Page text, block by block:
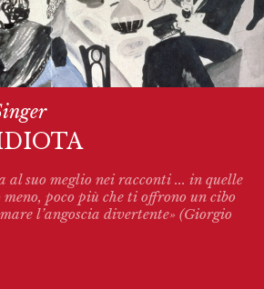
al suo meglio nei racconti ... in quelle
poco più che ti offrono un cibo
l’angoscia divertente» (Giorgio